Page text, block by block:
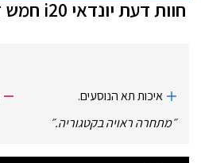
חוות דעתיונדאי i20 חמש דלתות
איכות תא הנוסעים.
״מתחרה ראויה בקטגוריה.״